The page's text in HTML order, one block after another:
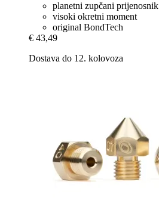
planetni zupčani prijenosnik
visoki okretni moment
original BondTech
€ 43,49
Dostava do 12. kolovoza